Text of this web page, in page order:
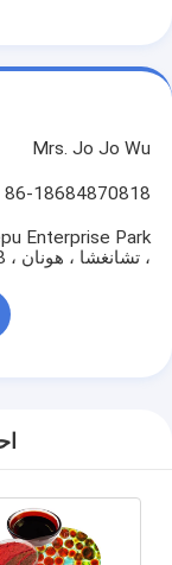
Mrs. Jo Jo Wu
86-18684870818
، تشانغشا ، هونان ، 410138 جمهورية الصين الشعبية